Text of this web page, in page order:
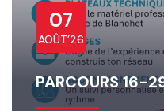
07
AOÛT’26
PARCOURS 16-